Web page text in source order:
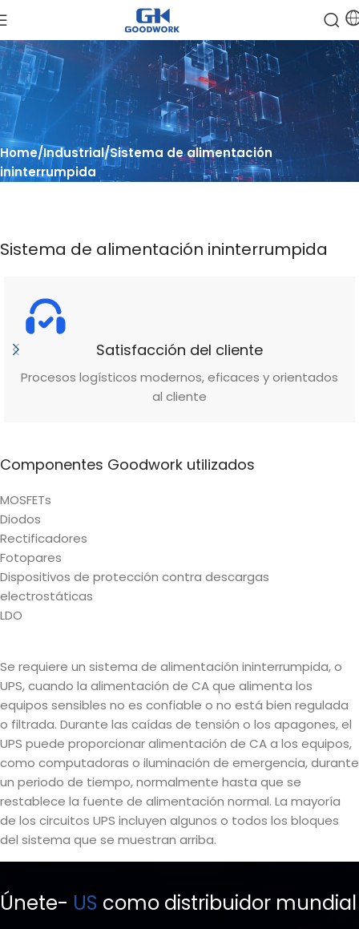
Home Industrial Sistema de alimentación
ininterrumpida
Sistema de alimentación ininterrumpida
Satisfacción del cliente
Procesos logísticos modernos, eficaces y orientados
al cliente
Componentes Goodwork utilizados
MOSFETs
Diodos
Rectificadores
Fotopares
Dispositivos de protección contra descargas
electrostáticas
LDO
Se requiere un sistema de alimentación ininterrumpida, o
UPS, cuando la alimentación de CA que alimenta los
equipos sensibles no es confiable o no está bien regulada
o filtrada. Durante las caídas de tensión o los apagones, el
UPS puede proporcionar alimentación de CA a los equipos,
como computadoras o iluminación de emergencia, durante
un periodo de tiempo, normalmente hasta que se
restablece la fuente de alimentación normal. La mayoría
de los circuitos UPS incluyen algunos o todos los bloques
del sistema que se muestran arriba.
Únete- US como distribuidor mundial